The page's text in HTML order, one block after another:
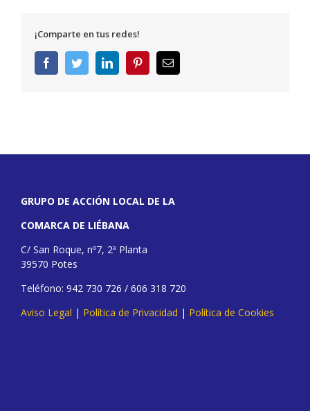
¡Comparte en tus redes!
FacebookTwitterLinkedInPinterestCorreo
electrónico
GRUPO DE ACCIÓN LOCAL DE LA
COMARCA DE LIÉBANA
C/ San Roque, nº7, 2ª Planta
39570 Potes
Teléfono: 942 730 726 / 606 318 720
Aviso Legal | Política de Privacidad | Política de Cookies